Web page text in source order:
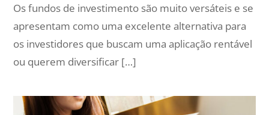
Os fundos de investimento são muito versáteis e se
apresentam como uma excelente alternativa para
os investidores que buscam uma aplicação rentável
ou querem diversificar […]